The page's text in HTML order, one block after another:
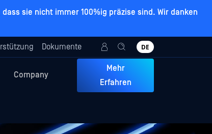
sie nicht immer 100%ig präzise sind. Wir danken
Dokumente DE
Company
Mehr
Erfahren